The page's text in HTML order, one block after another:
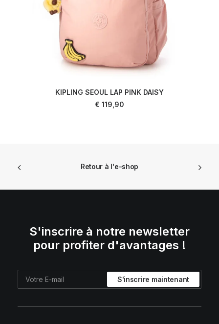
KIPLING SEOUL LAP PINK DAISY
€ 119,90
Retour à l'e-shop
S'inscrire à notre newsletter
pour profiter d'avantages !